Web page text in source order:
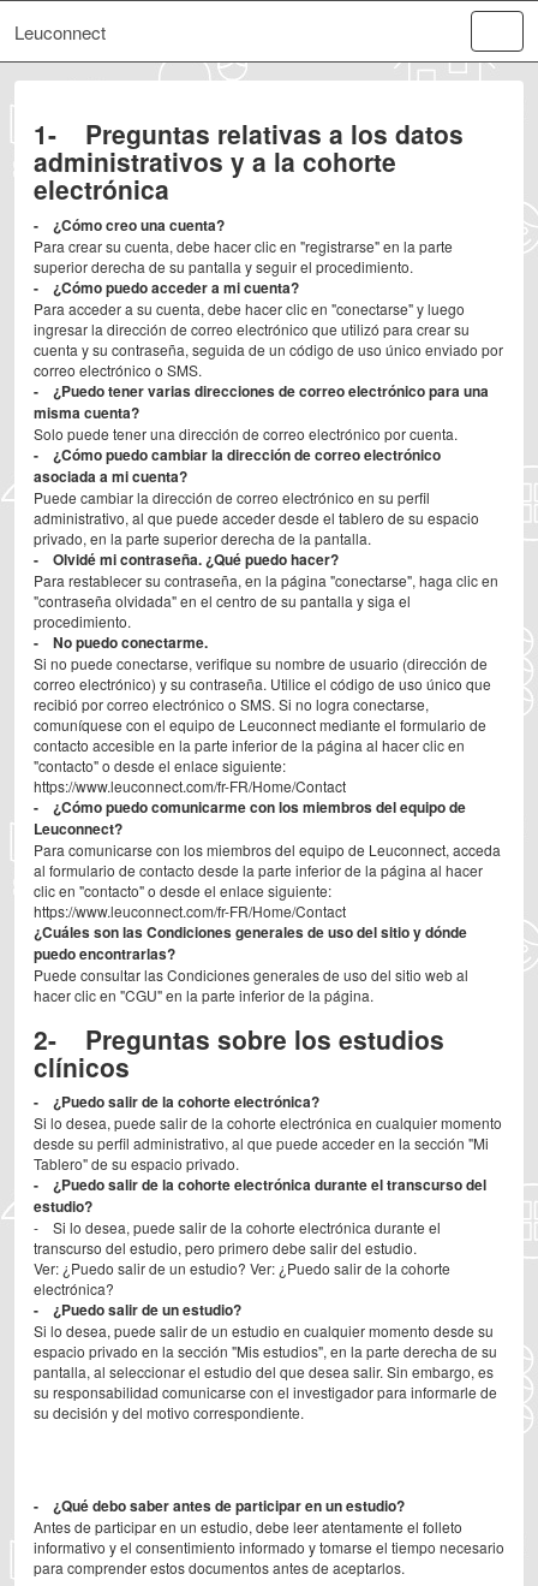
Leuconnect
1- Preguntas relativas a los datos
administrativos y a la cohorte
electrónica
- ¿Cómo creo una cuenta?
Para crear su cuenta, debe hacer clic en "registrarse" en la parte
superior derecha de su pantalla y seguir el procedimiento.
- ¿Cómo puedo acceder a mi cuenta?
Para acceder a su cuenta, debe hacer clic en "conectarse" y luego
ingresar la dirección de correo electrónico que utilizó para crear su
cuenta y su contraseña, seguida de un código de uso único enviado por
correo electrónico o SMS.
- ¿Puedo tener varias direcciones de correo electrónico para una
misma cuenta?
Solo puede tener una dirección de correo electrónico por cuenta.
- ¿Cómo puedo cambiar la dirección de correo electrónico
asociada a mi cuenta?
Puede cambiar la dirección de correo electrónico en su perfil
administrativo, al que puede acceder desde el tablero de su espacio
privado, en la parte superior derecha de la pantalla.
- Olvidé mi contraseña. ¿Qué puedo hacer?
Para restablecer su contraseña, en la página "conectarse", haga clic en
"contraseña olvidada" en el centro de su pantalla y siga el
procedimiento.
- No puedo conectarme.
Si no puede conectarse, verifique su nombre de usuario (dirección de
correo electrónico) y su contraseña. Utilice el código de uso único que
recibió por correo electrónico o SMS. Si no logra conectarse,
comuníquese con el equipo de Leuconnect mediante el formulario de
contacto accesible en la parte inferior de la página al hacer clic en
"contacto" o desde el enlace siguiente:
https://www.leuconnect.com/fr-FR/Home/Contact
- ¿Cómo puedo comunicarme con los miembros del equipo de
Leuconnect?
Para comunicarse con los miembros del equipo de Leuconnect, acceda
al formulario de contacto desde la parte inferior de la página al hacer
clic en "contacto" o desde el enlace siguiente:
https://www.leuconnect.com/fr-FR/Home/Contact
¿Cuáles son las Condiciones generales de uso del sitio y dónde
puedo encontrarlas?
Puede consultar las Condiciones generales de uso del sitio web al
hacer clic en "CGU" en la parte inferior de la página.
2- Preguntas sobre los estudios
clínicos
- ¿Puedo salir de la cohorte electrónica?
Si lo desea, puede salir de la cohorte electrónica en cualquier momento
desde su perfil administrativo, al que puede acceder en la sección "Mi
Tablero" de su espacio privado.
- ¿Puedo salir de la cohorte electrónica durante el transcurso del
estudio?
- Si lo desea, puede salir de la cohorte electrónica durante el
transcurso del estudio, pero primero debe salir del estudio.
Ver: ¿Puedo salir de un estudio? Ver: ¿Puedo salir de la cohorte
electrónica?
- ¿Puedo salir de un estudio?
Si lo desea, puede salir de un estudio en cualquier momento desde su
espacio privado en la sección "Mis estudios", en la parte derecha de su
pantalla, al seleccionar el estudio del que desea salir. Sin embargo, es
su responsabilidad comunicarse con el investigador para informarle de
su decisión y del motivo correspondiente.
- ¿Qué debo saber antes de participar en un estudio?
Antes de participar en un estudio, debe leer atentamente el folleto
informativo y el consentimiento informado y tomarse el tiempo necesario
para comprender estos documentos antes de aceptarlos.